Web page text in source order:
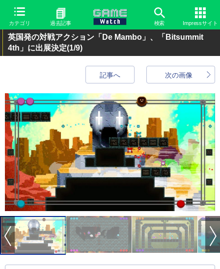
カテゴリ 過去記事 検索 Impressサイト
英国発の対戦アクション「De Mambo」、「Bitsummit
4th」に出展決定(1/9)
次の画像
記事へ